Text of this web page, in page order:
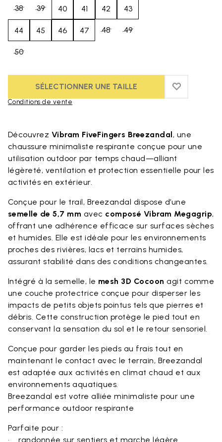
38 39 40 41 42 43
44 45 46 47 48 49
50
SÉLECTIONNER UNE TAILLE ADD TO
ADD TO
Conditions de vente
Découvrez Vibram FiveFingers Breezandal, une
chaussure minimaliste respirante conçue pour une
utilisation outdoor par temps chaud—alliant
légèreté, ventilation et protection essentielle pour les
activités en extérieur.
Conçue pour le trail, Breezandal dispose d’une
semelle de 5,7 mm avec composé Vibram Megagrip,
offrant une adhérence efficace sur surfaces sèches
et humides. Elle est idéale pour les environnements
proches des rivières, lacs et terrains humides,
assurant stabilité dans des conditions changeantes.
Intégré à la semelle, le mesh 3D Cocoon agit comme
une couche protectrice conçue pour disperser les
impacts de petits objets pointus tels que pierres et
débris. Cette construction protège le pied tout en
conservant la sensation du sol et le retour sensoriel.
Conçue pour garder les pieds au frais tout en
maintenant le contact avec le terrain, Breezandal
est adaptée aux activités en climat chaud et aux
environnements aquatiques.
Breezandal est votre alliée minimaliste pour une
performance outdoor respirante
Parfaite pour :
• randonnée sur sentiers et marche légère